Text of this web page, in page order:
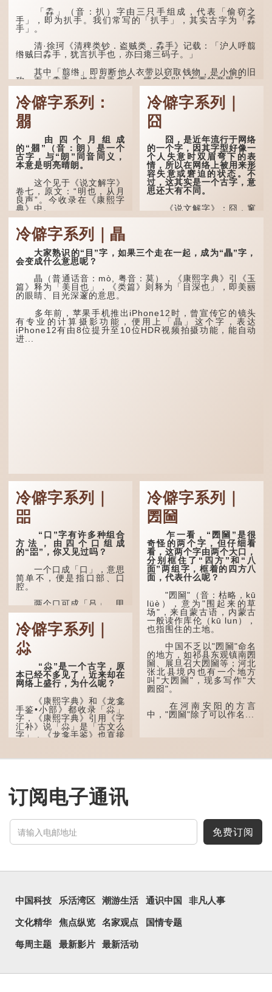
「掱」（音：扒）字由三只手组成，代表「偷窃之
手」，即为扒手。我们常写的「扒手」，其实古字为「掱
手」。
清·徐珂《清稗类钞．盗贼类．掱手》记载：「沪人呼翦
绺贼曰掱手，犹言扒手也，亦曰瘪三码子。」
其中「翦绺」即剪断他人衣带以窃取钱物，是小偷的旧
称。而「掱手」也就是手多多，擅自拿别人东西的意思了...
冷僻字系列：
朤
由四个月组成
的“朤”（音：朗）是一个
古字，与“朗”同音同义，
本意是明亮晴朗。
这个见于《说文解字》
卷七，原文：“明也，从月
良声”。今收录在《康熙字
典》中。
这个字，用法颇多。
“朤朤干坤，舍我其
谁。”干坤是《周易》中的
两个卦名，这里指天地、宇
宙等，形容政治清明，天下
太平！
“天空朤朤，任鸟儿高
飞。”也是指天清气明，鸟
儿可高飞。
“朤朤脆脆”就是形容办
事爽快干脆。我...
冷僻字系列｜
囧
囧，是近年流行于网络
的一个字，因其字型好像一
个人失意时双眉弯下的表
情，所以在网络上被用来形
容失意或窘迫的状态。不
过，这其实是一个古字，意
思还大有不同。
《说文解字》：囧，窻
牖丽廔闿明。象形。囧，本
名，古书中的「黍于囧」表
示在囧地种黍。
这个古字十分少用，直
至21世纪，网络上开始流
行表情符号，这个字也被网
囧字的「八」像一对委
屈的八字眉模样，「口」像
惊讶、...
冷僻字系列｜瞐
大家熟识的“目”字，如果三个走在一起，成为“瞐”字，
会变成什么意思呢？
瞐（普通话音：mò, 粤音：莫），《康熙字典》引《玉
篇》释为「美目也」，《类篇》则释为「目深也」，即美丽
的眼睛、目光深邃的意思。
多年前，苹果手机推出iPhone12时，曾宣传它的镜头
有专业的计算摄影功能，便用上「瞐」这个字，表达
iPhone12有由8位提升至10位HDR视频拍摄功能，能自动
进...
冷僻字系列｜
㗊
“口”字有许多种组合
方法，由四个口组成
的“㗊”，你又见过吗？
一个口成「口」，意思
简单不，便是指口部、口
腔。
两个口可成「吕」，甲
骨文字形，象脊骨形，本义
是指脊椎骨，中间有一条竖
线把脊椎段串联起来。现代
通用为姓氏。两个口也可以
写成「吅」（音：喧），古
同「喧」，大声呼叫的意
三个口为「品」，这个
字用法最为普遍。始见于商
代甲骨文，古字形从三口，
表示众多...
冷僻字系列｜
尛
“尛”是一个古字，原
本已经不多见了，近来却在
网络上盛行，为什么呢？
《康熙字典》和《龙龛
手鉴•小部》都收录「尛」
字，《康熙字典》引用《字
汇补》说「尛」是「古文么
字」，《龙龛手鉴》也直接
「么」在古文中常表示
「尛」等同于「么」，那么
它的意思也一样，也是「微
小、细小」的意思。
有台湾网友将「...
冷僻字系列｜
圐圙
乍一看，“圐圙”是很
奇怪的两个字，但仔细看
看，这两个字由两个大口，
分别框住了“四方”和“八
面”两组字，框着的四方八
面，代表什么呢？
"圐圙"（音：枯略，kū
lüè），意为"围起来的草
场"，来自蒙古语，内蒙古
一般读作库伦（kū lun），
也指围住的土地。
中国不乏以"圐圙"命名
的地方，如祁县东观镇南圐
圙、展旦召大圐圙等；河北
张北县境内也有一个地方
叫"大圐圙"，现多写作"大
囫囵"。
在河南安阳的方言
中，"圐圙"除了可以作名...
订阅电子通讯
免费订阅
中国科技 乐活湾区 潮游生活 通识中国 非凡人事
文化精华 焦点纵览 名家观点 国情专题
每周主题 最新影片 最新活动